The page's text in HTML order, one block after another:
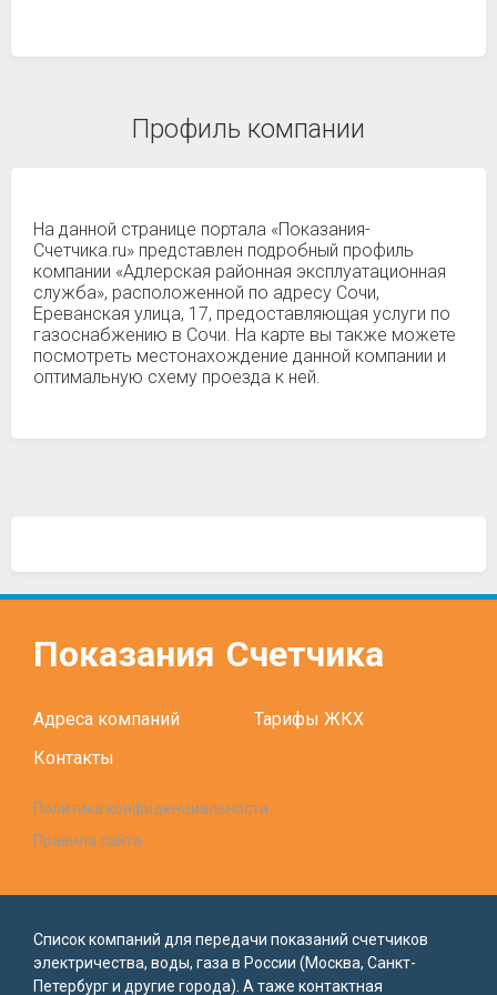
Профиль компании
На данной странице портала «Показания-
Счетчика.ru» представлен подробный профиль
компании «Адлерская районная эксплуатационная
служба», расположенной по адресу Сочи,
Ереванская улица, 17, предоставляющая услуги по
газоснабжению в Сочи. На карте вы также можете
посмотреть местонахождение данной компании и
оптимальную схему проезда к ней.
Показания Счетчика
Адреса компаний
Тарифы ЖКХ
Контакты
Политика конфиденциальности
Правила сайта
Список компаний для передачи показаний счетчиков
электричества, воды, газа в России (Москва, Санкт-
Петербург и другие города). А таже контактная